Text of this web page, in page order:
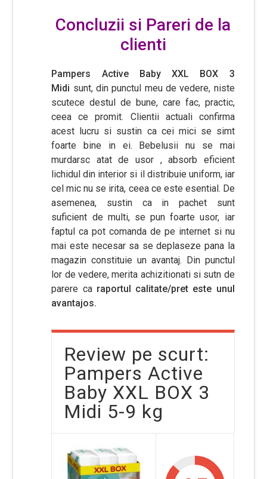
Concluzii si Pareri de la
clienti
Pampers Active Baby XXL BOX 3
Midi sunt, din punctul meu de vedere, niste
scutece destul de bune, care fac, practic,
ceea ce promit. Clientii actuali confirma
acest lucru si sustin ca cei mici se simt
foarte bine in ei. Bebelusii nu se mai
murdarsc atat de usor , absorb eficient
lichidul din interior si il distribuie uniform, iar
cel mic nu se irita, ceea ce este esential. De
asemenea, sustin ca in pachet sunt
suficient de multi, se pun foarte usor, iar
faptul ca pot comanda de pe internet si nu
mai este necesar sa se deplaseze pana la
magazin constituie un avantaj. Din punctul
lor de vedere, merita achizitionati si sutn de
parere ca raportul calitate/pret este unul
avantajos.
Review pe scurt:
Pampers Active
Baby XXL BOX 3
Midi 5-9 kg